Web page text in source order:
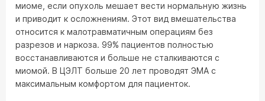
миоме, если опухоль мешает вести нормальную жизнь
и приводит к осложнениям. Этот вид вмешательства
относится к малотравматичным операциям без
разрезов и наркоза. 99% пациентов полностью
восстанавливаются и больше не сталкиваются с
миомой. В ЦЭЛТ больше 20 лет проводят ЭМА с
максимальным комфортом для пациенток.